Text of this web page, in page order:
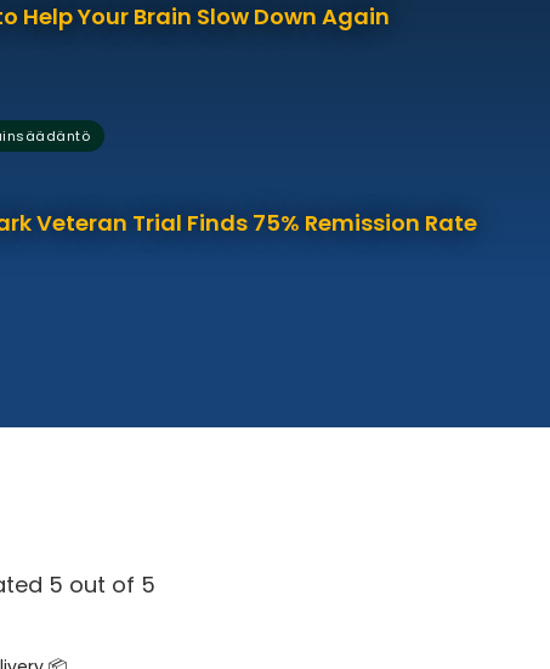
Help Your Brain Slow Down Again
Veteran Trial Finds 75% Remission Rate
5 out of 5